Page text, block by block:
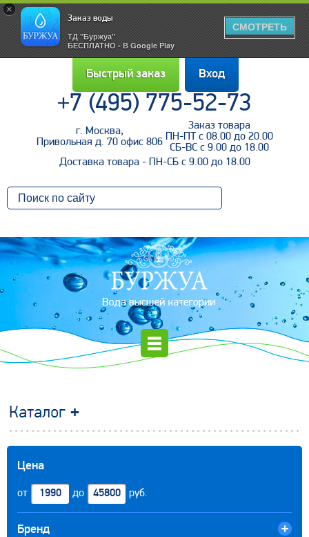
×
Заказ воды
ТД "Буржуа"
БЕСПЛАТНО - В Google Play
СМОТРЕТЬ
Войти
Напомнить пароль Регистрация
Быстрый заказ Вход
+7 (495) 775-52-73
г. Москва,
Привольная д. 70 офис 806
Заказ товара
ПН-ПТ с 08.00 до 20.00
СБ-ВС с 9.00 до 18.00
Доставка товара - ПН-СБ с 9.00 до 18.00
Цена
от до руб.
Бренд